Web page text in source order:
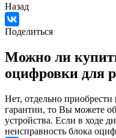
Назад
Поделиться
Можно ли
оцифровки для
Нет, отдельно
гарантии, то Вы можете
устройства. Если в ходе
неисправность блока